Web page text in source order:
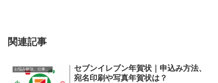
関連記事
お悩み解決、仕事に役立つ情報
セブンイレブン年賀状｜申込み方法、
宛名印刷や写真年賀状は？